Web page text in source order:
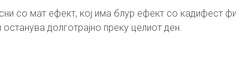
со мат ефект, кој има блур ефект со кадифест
долготрајно преку целиот ден.